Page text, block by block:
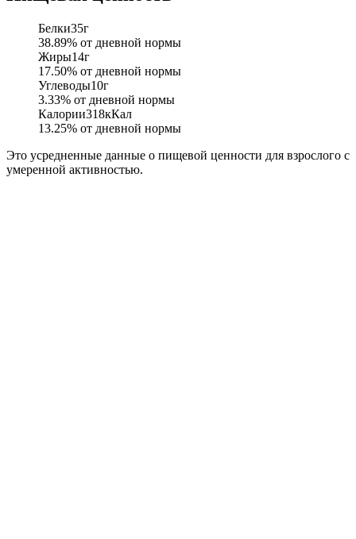
Белки35г
38.89% от дневной нормы
Жиры14г
17.50% от дневной нормы
Углеводы10г
3.33% от дневной нормы
Калории318кКал
13.25% от дневной нормы
Это усредненные данные о пищевой ценности для взрослого с
умеренной активностью.